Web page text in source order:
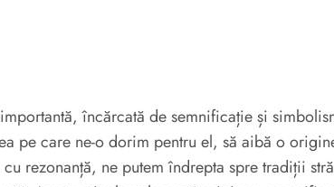
încărcată de semnificație și
pe care ne-o dorim pentru el, să aibă o
rezonanță, ne putem îndrepta spre tradiții